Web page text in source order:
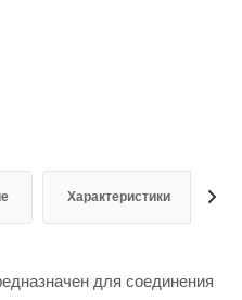
Характеристики
для соединения